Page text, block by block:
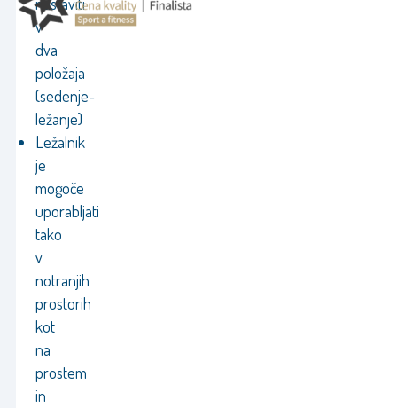
v
dva
položaja
(sedenje-
ležanje)
Ležalnik
je
mogoče
uporabljati
tako
v
notranjih
prostorih
kot
na
prostem
in